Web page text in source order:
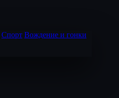
Спорт Вождение и гонки